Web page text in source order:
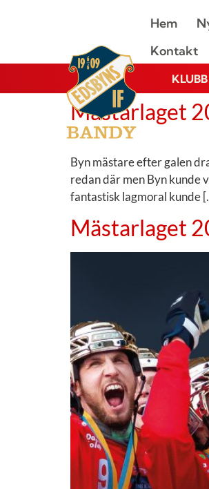
Hem
Kontakt
Mästarlaget
Byn mästare efter galen
redan där men Byn kunde
fantastisk lagmoral kunde
Mästarlaget